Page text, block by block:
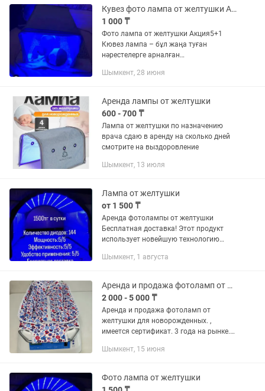
Кувез фото лампа от желтушки Аренда
1 000 ₸
Фото лампа от желтушки Акция5+1
Кювез лампа – бұл жаңа туған
нәрестелерге арналған
Көбіне сарғаю (неонатальный
үшін...
Шымкент, 28 июня
Аренда лампы от желтушки
600 - 700 ₸
Лампа от желтушки по назначению
врача сдаю в аренду на сколько дней
смотрите на выздоровление
Шымкент, 13 июля
Лампа от желтушки
от 1 500 ₸
Аренда фотолампы от желтушки
Бесплатная доставка! Этот продукт
использует новейшую технологию
содержит излучения, яда,
точную...
Шымкент, 1 августа
Аренда и продажа фотоламп от желтушки для новорожденных. Люлька лампа Аксио
2 000 - 5 000 ₸
Аренда и продажа фотоламп от
желтушки для новорожденных. ,
имеется сертификат. 3 года на рынке.
правильно использовать и добьемся
Шымкент, 15 июня
Фото лампа от желтушки